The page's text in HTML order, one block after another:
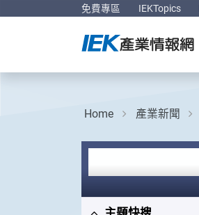
免費專區 IEKTopics
Home 產業新聞